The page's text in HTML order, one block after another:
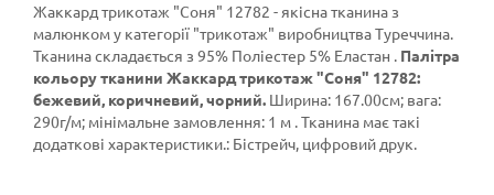
Жаккард трикотаж "Соня" 12782 - якісна тканина з
малюнком у категорії "трикотаж" виробництва Туреччина.
Тканина складається з 95% Поліестер 5% Еластан . Палітра
кольору тканини Жаккард трикотаж "Соня" 12782:
бежевий, коричневий, чорний. Ширина: 167.00см; вага:
290г/м; мінімальне замовлення: 1 м . Тканина має такі
додаткові характеристики.: Бістрейч, цифровий друк.